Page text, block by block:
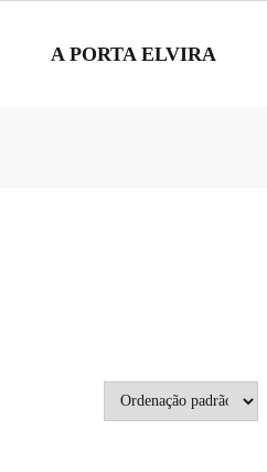
A PORTA ELVIRA